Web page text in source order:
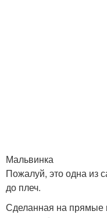
Мальвинка
Пожалуй, это одна из
до плеч.
Сделанная на прямые